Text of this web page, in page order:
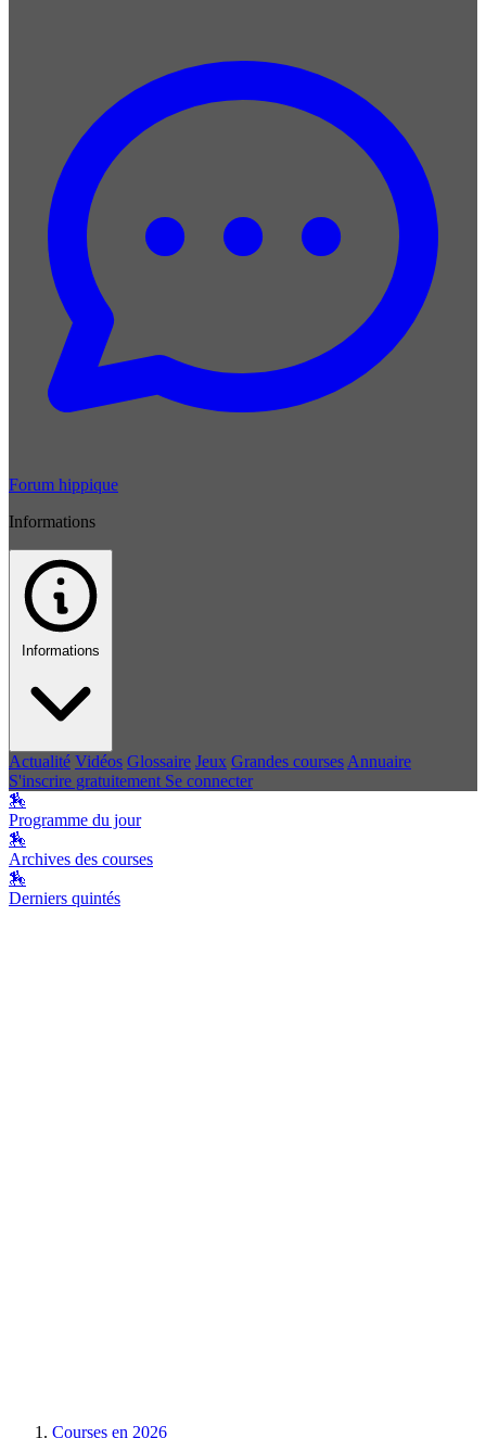
Forum hippique
Informations
Informations
Actualité Vidéos Glossaire Jeux Grandes courses Annuaire
S'inscrire gratuitement Se connecter
🏇
Programme du jour
🏇
Archives des courses
🏇
Derniers quintés
Courses en 2026